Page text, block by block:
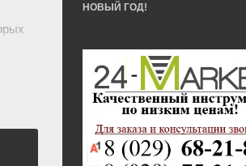
НОВЫЙ ГОД!